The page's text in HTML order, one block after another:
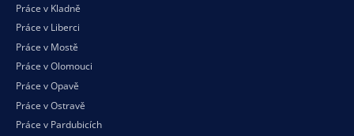
Práce v Kladně
Práce v Liberci
Práce v Mostě
Práce v Olomouci
Práce v Opavě
Práce v Ostravě
Práce v Pardubicích